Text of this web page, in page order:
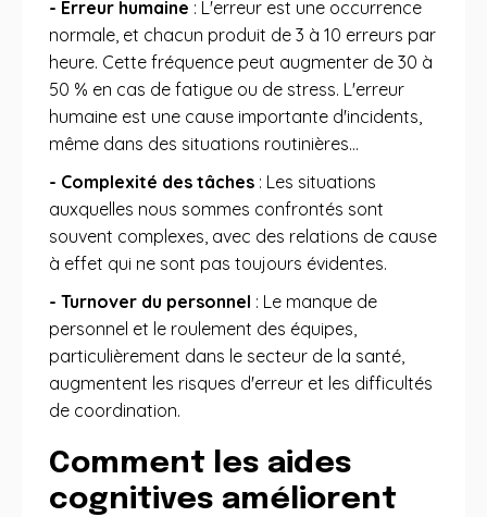
- Erreur humaine : L'erreur est une occurrence
normale, et chacun produit de 3 à 10 erreurs par
heure. Cette fréquence peut augmenter de 30 à
50 % en cas de fatigue ou de stress. L'erreur
humaine est une cause importante d'incidents,
même dans des situations routinières…
- Complexité des tâches : Les situations
auxquelles nous sommes confrontés sont
souvent complexes, avec des relations de cause
à effet qui ne sont pas toujours évidentes.
- Turnover du personnel : Le manque de
personnel et le roulement des équipes,
particulièrement dans le secteur de la santé,
augmentent les risques d'erreur et les difficultés
de coordination.
Comment les aides
cognitives améliorent